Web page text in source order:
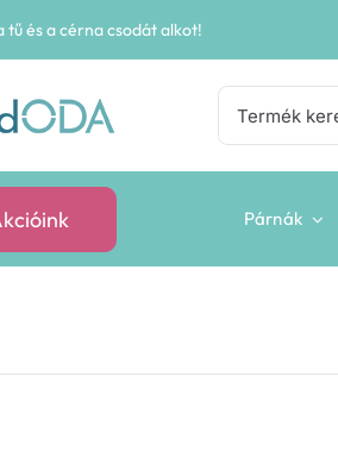
tű és a cérna csodát alkot!
Keresés...
Párnák